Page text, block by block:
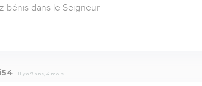
bénis dans le Seigneur
Il y a 9 ans, 4 mois